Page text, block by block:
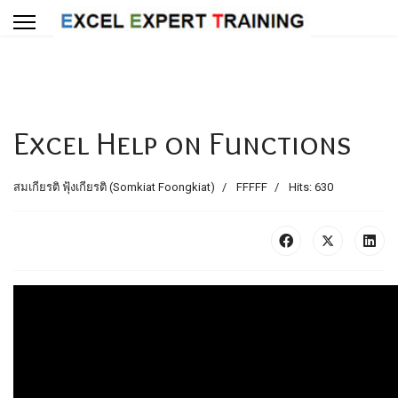
Excel Help on Functions
สมเกียรติ ฟุ้งเกียรติ (Somkiat Foongkiat) FFFFF Hits: 630